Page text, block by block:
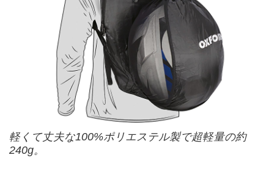
軽くて丈夫な100%ポリエステル製で超軽量の約
240g。